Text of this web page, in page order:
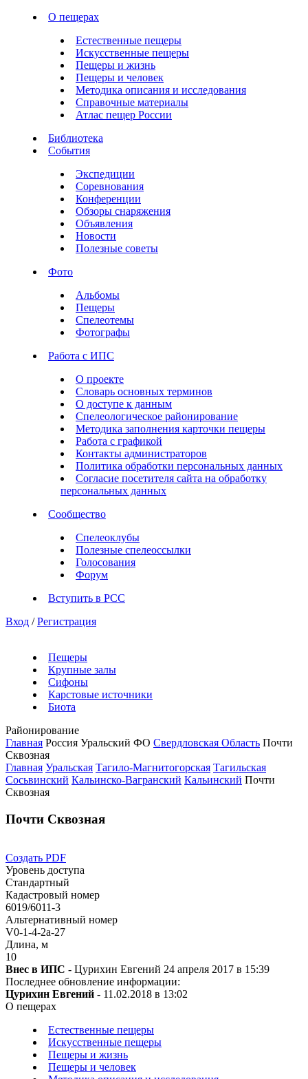
О пещерах
Естественные пещеры
Искусственные пещеры
Пещеры и жизнь
Пещеры и человек
Методика описания и исследования
Справочные материалы
Атлас пещер России
Библиотека
События
Экспедиции
Соревнования
Конференции
Обзоры снаряжения
Объявления
Новости
Полезные советы
Фото
Альбомы
Пещеры
Спелеотемы
Фотографы
Работа с ИПС
О проекте
Словарь основных терминов
О доступе к данным
Спелеологическое районирование
Методика заполнения карточки пещеры
Работа с графикой
Контакты администраторов
Политика обработки персональных данных
Согласие посетителя сайта на обработку
персональных данных
Сообщество
Спелеоклубы
Полезные спелеоссылки
Голосования
Форум
Вступить в РСС
Вход / Регистрация
Пещеры
Крупные залы
Сифоны
Карстовые источники
Биота
Районирование
Главная Россия Уральский ФО Свердловская Область Почти
Сквозная
Главная Уральская Тагило-Магнитогорская Тагильская
Сосьвинский Кальинско-Вагранский Кальинский Почти
Сквозная
Почти Сквозная
Создать PDF
Уровень доступа
Стандартный
Кадастровый номер
6019/6011-3
Альтернативный номер
V0-1-4-2а-27
Длина, м
10
Внес в ИПС - Цурихин Евгений 24 апреля 2017 в 15:39
Последнее обновление информации:
Цурихин Евгений - 11.02.2018 в 13:02
О пещерах
Естественные пещеры
Искусственные пещеры
Пещеры и жизнь
Пещеры и человек